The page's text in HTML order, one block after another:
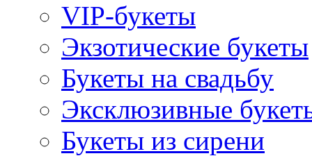
VIP-букеты
Экзотические букеты
Букеты на свадьбу
Эксклюзивные
Букеты из сирени